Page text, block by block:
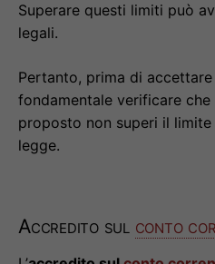
Superare questi limiti può
legali.
Pertanto, prima di
fondamentale verificare
proposto non superi il
legge.
Accredito sul conto